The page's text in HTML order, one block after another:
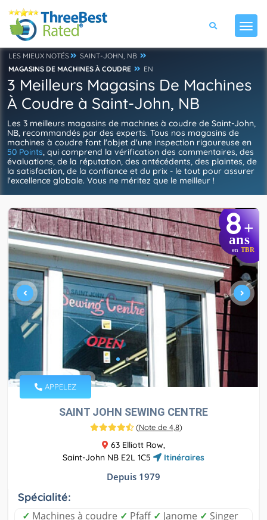
LES MIEUX NOTÉS
SAINT-JOHN, NB
MAGASINS DE MACHINES À COUDRE
EN
3 Meilleurs Magasins De Machines
À Coudre à Saint-John, NB
Les 3 meilleurs magasins de machines à coudre de Saint-John,
NB, recommandés par des experts. Tous nos magasins de
machines à coudre font l'objet d'une inspection rigoureuse en
50 Points, qui comprend la vérification des commentaires, des
évaluations, de la réputation, des antécédents, des plaintes, de
la satisfaction, de la confiance et du prix - le tout pour assurer
l'excellence globale. Vous ne méritez que le meilleur !
8+
ans
en TBR
APPELEZ
SAINT JOHN SEWING CENTRE
(Note de 4,8)
63 Elliott Row,
Saint-John NB E2L 1C5
Itinéraires
Depuis 1979
Spécialité:
✓ Machines à coudre ✓ Pfaff ✓ Janome ✓ Singer